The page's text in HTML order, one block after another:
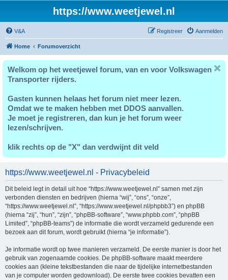
https://www.weetjewel.nl
V&A Aanmelden
Registreer
Home Forumoverzicht
Welkom op het weetjewel forum, van en voor Volkswagen
Transporter rijders.
Gasten kunnen helaas het forum niet meer lezen.
Omdat we te maken hebben met DDOS aanvallen.
Je moet je registreren, dan kun je het forum weer
lezen/schrijven.
klik rechts op de "X" dan verdwijnt dit veld
https://www.weetjewel.nl - Privacybeleid
Dit beleid legt in detail uit hoe “https://www.weetjewel.nl” samen met zijn
verbonden diensten en bedrijven (hierna “wij”, “ons”, “onze”,
“https://www.weetjewel.nl”, “https://www.weetjewel.nl/phpbb3”) en phpBB
(hierna “zij”, “hun”, “zijn”, “phpBB-software”, “www.phpbb.com”, “phpBB
Limited”, “phpBB-teams”) de informatie die wordt verzameld gedurende een
bezoek aan dit forum, wordt gebruikt (hierna “je informatie”).
Je informatie wordt op twee manieren verzameld. De eerste manier is door het
gebruik van zogenaamde cookies. De phpBB-software maakt meerdere
cookies aan (kleine tekstbestanden die naar de tijdelijke internetbestanden
van je computer worden gedownload). De eerste twee cookies bevatten een